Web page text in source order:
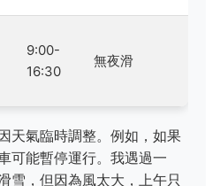
9:00-
16:30
無夜滑
天氣臨時調整。例如，如果
可能暫停運行。我遇過一
雪，但因為風太大，上午只